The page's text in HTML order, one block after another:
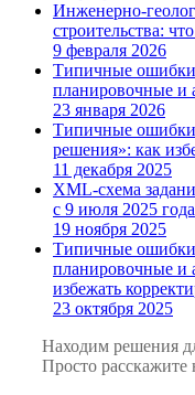
Инженерно-
строительства:
9 февраля 2026
Типичные
планировочные и
23 января 2026
Типичные ошибки
решения»: как
11 декабря 2025
XML-схема
с 9 июля 2025 года
19 ноября 2025
Типичные
планировочные и
избежать
23 октября 2025
Находим решения
Просто расскажите